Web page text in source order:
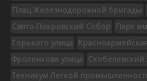
Плац Железнодорожной бригады
Свято-Покровский Собор
Парк
Горького улица
Фроленкова улица
Скобелевский
Техникум Легкой